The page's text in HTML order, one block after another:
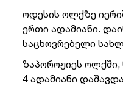
ოდესის ოლქზე
ერთი ადამიანი.
საცხოვრებელი
ზაპოროჟიეს ოლქში,
4 ადამიანი